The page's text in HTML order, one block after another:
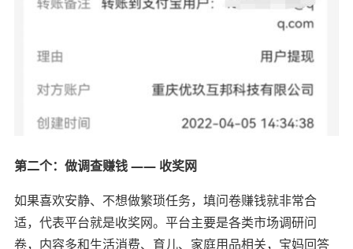
第二个：做调查赚钱 —— 收奖网
如果喜欢安静、不想做繁琐任务，填问卷赚钱就非常合
适，代表平台就是收奖网。平台主要是各类市场调研问
卷，内容多和生活消费、育儿、家庭用品相关，宝妈回答